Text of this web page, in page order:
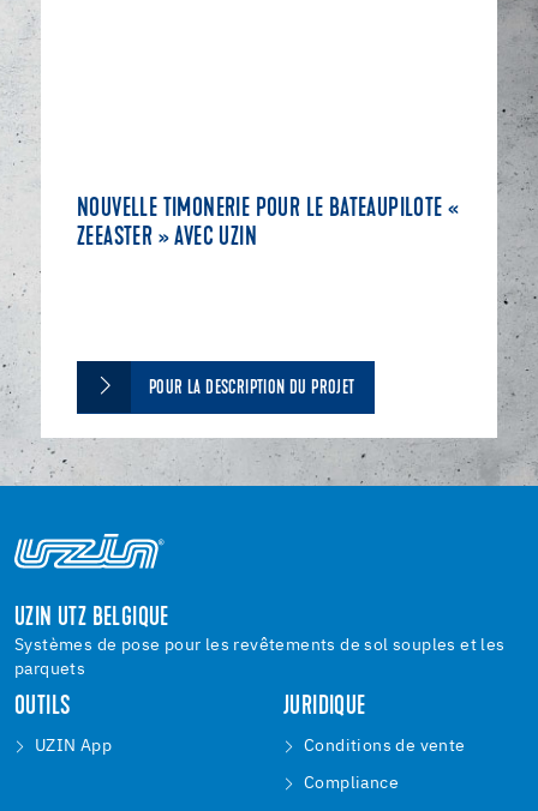
NOUVELLE TIMONERIE POUR LE BATEAUPILOTE «
ZEEASTER » AVEC UZIN
POUR LA DESCRIPTION DU PROJET
UZIN UTZ BELGIQUE
Systèmes de pose pour les revêtements de sol souples et les
parquets
OUTILS
UZIN App
JURIDIQUE
Conditions de vente
Compliance